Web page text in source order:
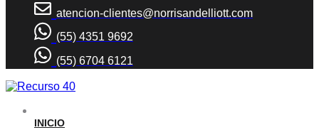
atencion-clientes@norrisandelliott.com
(55) 4351 9692
(55) 6704 6121
INICIO